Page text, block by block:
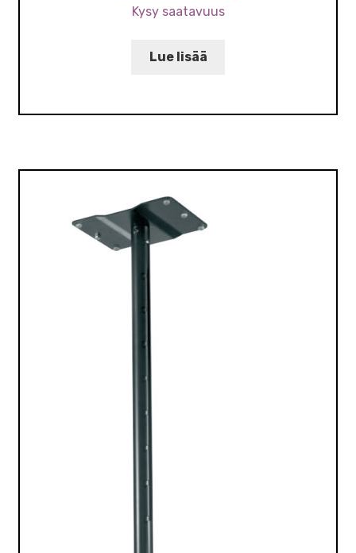
hinta
139,00 €.
Kysy saatavuus
Lue lisää